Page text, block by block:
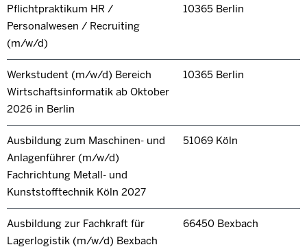
Pflichtpraktikum HR /
Personalwesen / Recruiting
(m/w/d)
10365 Berlin
Werkstudent (m/w/d) Bereich
Wirtschaftsinformatik ab Oktober
2026 in Berlin
10365 Berlin
Ausbildung zum Maschinen- und
Anlagenführer (m/w/d)
Fachrichtung Metall- und
Kunststofftechnik Köln 2027
51069 Köln
Ausbildung zur Fachkraft für
Lagerlogistik (m/w/d) Bexbach
66450 Bexbach